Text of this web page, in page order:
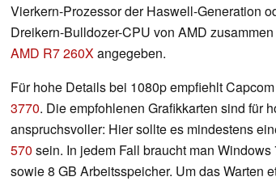
Vierkern-Prozessor der Haswell-Generation
Dreikern-Bulldozer-CPU von AMD
AMD R7 260Xangegeben.
Für hohe Details bei 1080p empfiehlt
3770. Die empfohlenen Grafikkarten sind für
anspruchsvoller: Hier sollte es mindestens
570 sein. In jedem Fall braucht man
sowie 8 GB Arbeitsspeicher. Um das Warten